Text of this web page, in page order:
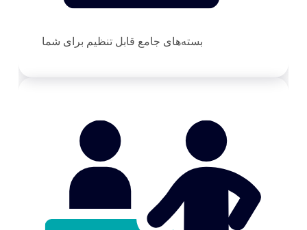
بسته‌های جامع قابل تنظیم برای شما